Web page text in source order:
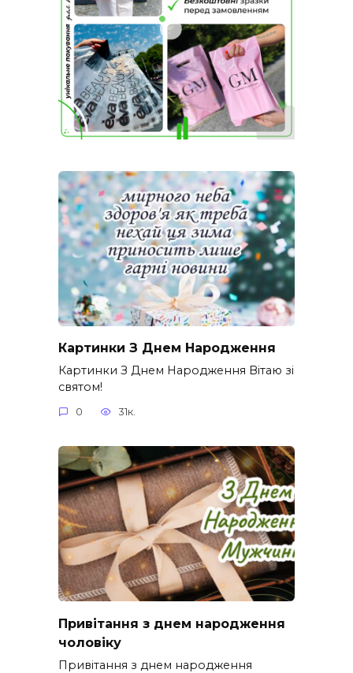
Картинки З Днем Народження
Картинки З Днем Народження Вітаю зі
святом!
0 31к.
Привітання з днем народження
чоловіку
Привітання з днем народження